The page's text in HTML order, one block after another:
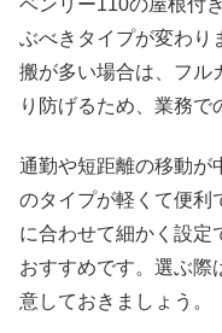
ぶべきタイプが変わり
搬が多い場合は、フル
り防げるため、業務で
通勤や短距離の移動が
のタイプが軽くて便利
に合わせて細かく設定
おすすめです。選ぶ際
意しておきましょう。